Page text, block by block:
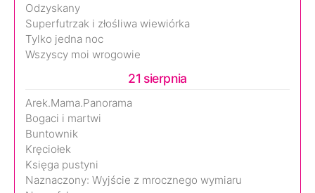
Odzyskany
Superfutrzak i złośliwa wiewiórka
Tylko jedna noc
Wszyscy moi wrogowie
21 sierpnia
Arek.Mama.Panorama
Bogaci i martwi
Buntownik
Kręciołek
Księga pustyni
Naznaczony: Wyjście z mrocznego wymiaru